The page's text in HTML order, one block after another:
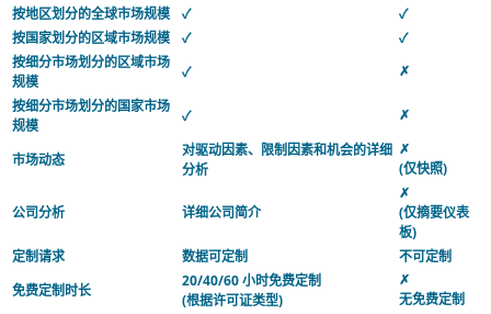
按地区划分的全球市场规模
✓
✓
按国家划分的区域市场规模
✓
✓
按细分市场划分的区域市场
规模
✓
✗
按细分市场划分的国家市场
规模
✓ ✗
市场动态
对驱动因素、限制因素和机会的详细
分析
✗
(仅快照)
公司分析 详细公司简介
✗
(仅摘要仪表
板)
定制请求
数据可定制
不可定制
免费定制时长
20/40/60 小时免费定制
(根据许可证类型)
✗
无免费定制